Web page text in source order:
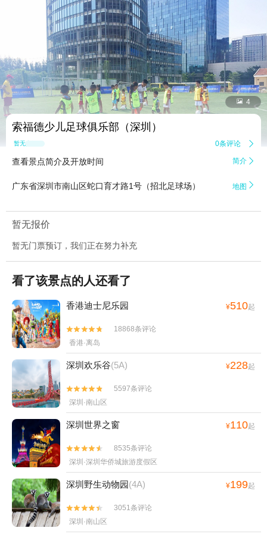
 4
索福德少儿足球俱乐部（深圳）
暂无点评 0条评论 
查看景点简介及开放时间 简介 
广东省深圳市南山区蛇口育才路1号（招北足球场） 地图 
暂无报价
暂无门票预订，我们正在努力补充
看了该景点的人还看了
香港迪士尼乐园 ¥510起


18868条评论
香港·离岛
深圳欢乐谷(5A) ¥228起


5597条评论
深圳·南山区
深圳世界之窗 ¥110起


8535条评论
深圳·深圳华侨城旅游度假区
深圳野生动物园(4A) ¥199起


3051条评论
深圳·南山区